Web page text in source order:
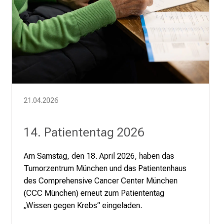
21.04.2026
14. Patiententag 2026
Am Samstag, den 18. April 2026, haben das
Tumorzentrum München und das Patientenhaus
des Comprehensive Cancer Center München
(CCC München) erneut zum Patiententag
„Wissen gegen Krebs“ eingeladen.